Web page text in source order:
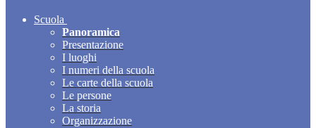
Scuola
Panoramica
Presentazione
I luoghi
I numeri della scuola
Le carte della scuola
Le persone
La storia
Organizzazione